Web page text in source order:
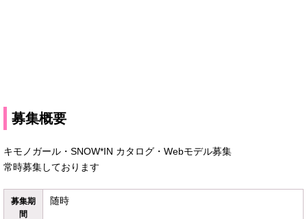
募集概要
キモノガール・SNOW*IN カタログ・Webモデル募集
常時募集しております
募集期
間
随時